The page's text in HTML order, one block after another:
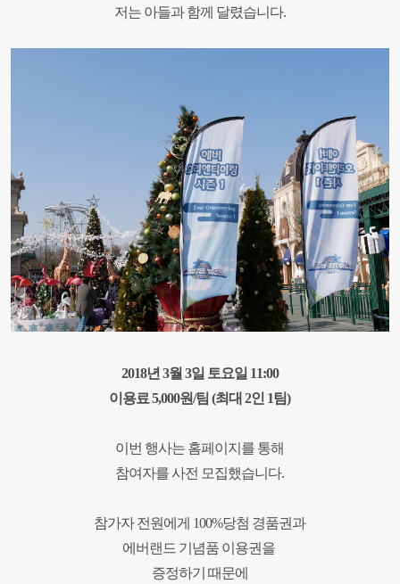
저는 아들과 함께 달렸습니다.
2018년 3월 3일 토요일 11:00
이용료5,000원/팀(최대2인 1팀)
이번 행사는 홈페이지를 통해
참여자를 사전 모집했습니다.
참가자 전원에게 100%당첨 경품권과
에버랜드 기념품 이용권을
증정하기 때문에